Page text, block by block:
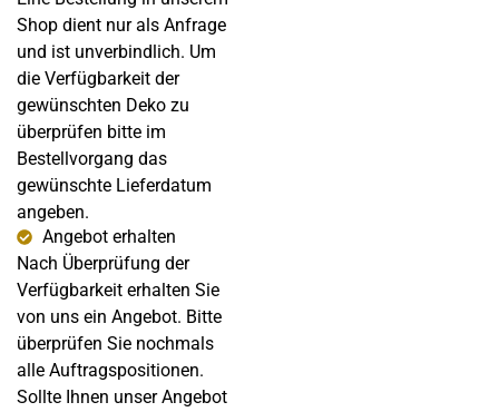
Shop dient nur als Anfrage
und ist unverbindlich. Um
die Verfügbarkeit der
gewünschten Deko zu
überprüfen bitte im
Bestellvorgang das
gewünschte Lieferdatum
angeben.
Angebot erhalten
Nach Überprüfung der
Verfügbarkeit erhalten Sie
von uns ein Angebot. Bitte
überprüfen Sie nochmals
alle Auftragspositionen.
Sollte Ihnen unser Angebot